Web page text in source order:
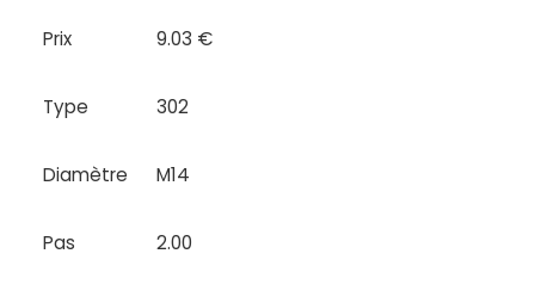
compte
panier
Contact
Prix 9.03 €
Type 302
Diamètre M14
Pas 2.00